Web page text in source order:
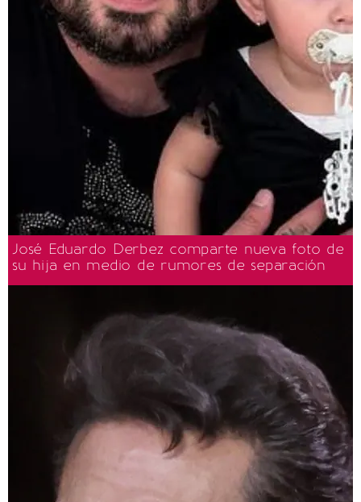
José Eduardo Derbez comparte nueva foto de
su hija en medio de rumores de separación